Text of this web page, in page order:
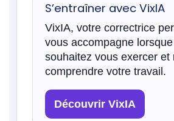
S’entraîner avec VixIA
VixIA, votre correctrice
vous accompagne
souhaitez vous exercer et
comprendre votre travail.
Découvrir VixIA